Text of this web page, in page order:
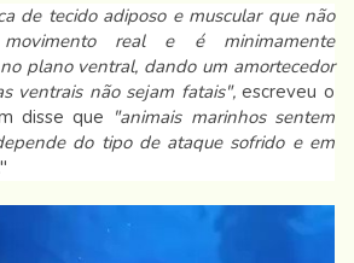
de tecido adiposo e muscular que não
real e é minimamente
plano ventral, dando um amortecedor
ventrais não sejam fatais",escreveu o
disse que "animais marinhos sentem
do tipo de ataque sofrido e em
"